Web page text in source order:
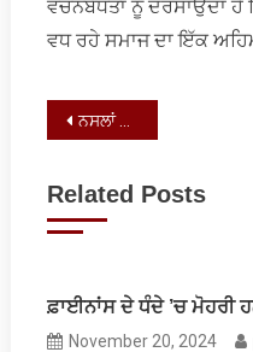
ਵਚਨਬੱਧਤਾ ਨੂੰ ਦਰਸਾਉਂਦਾ ਹੈ
ਵਧ ਰਹੇ ਸਮਾਜ ਦਾ ਇੱਕ
Post
ਨਸਲਾਂ ਵਾਲੀ ਗੱਲ ਲੋਕ ਨਸਲਾਂ ਤੱਕ ਨਹੀਂ ਭੁੱਲਦੇ!
Related Posts
ਫ਼ਾਈਨਾਂਸ ਦੇ ਧੰਦੇ ’ਚ ਮੋਹਰੀ
November 20, 2024